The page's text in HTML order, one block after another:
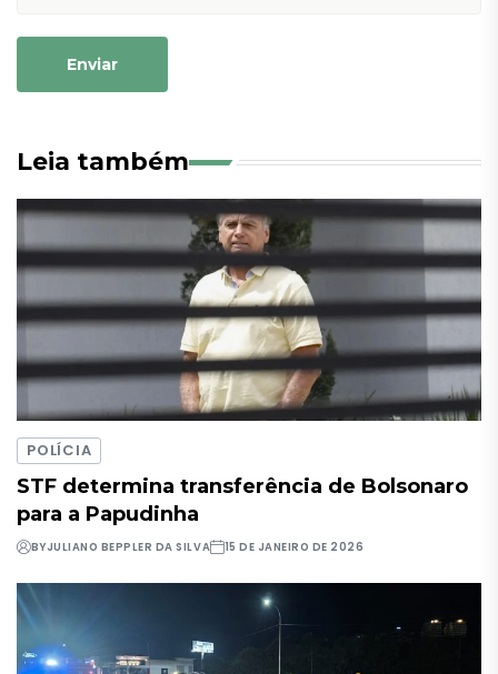
Enviar
Leia também
POLÍCIA
STF determina transferência de Bolsonaro
para a Papudinha
BYJULIANO BEPPLER DA SILVA 15 DE JANEIRO DE 2026